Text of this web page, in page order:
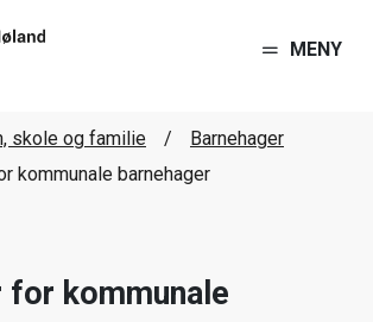
MENY
skole og familie
Barnehager
kommunale barnehager
kommunale